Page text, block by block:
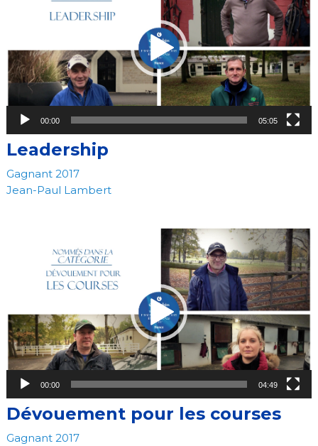
00:00 05:05
Leadership
Gagnant 2017
Jean-Paul Lambert
00:00 04:49
Dévouement pour les courses
Gagnant 2017